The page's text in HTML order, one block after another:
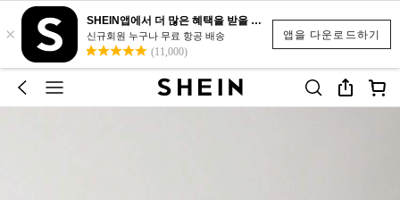
앱을 다운로드하기
×
SHEIN앱에서 더 많은 혜택을 받을 수 있어요.
신규회원 누구나 무료 항공 배송
(11,000)